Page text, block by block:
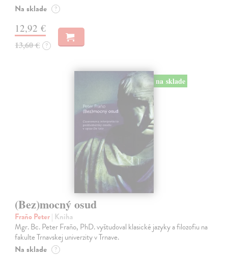
Na sklade ?
12,92 €
13,60 € ?
na sklade
(Bez)mocný osud
Fraňo Peter| Kniha
Mgr. Bc. Peter Fraňo, PhD. vyštudoval klasické jazyky a filozofiu na
fakulte Trnavskej univerzity v Trnave.
Na sklade ?